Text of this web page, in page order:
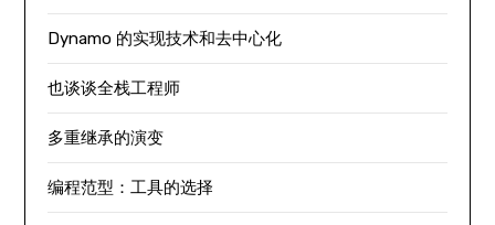
Dynamo 的实现技术和去中心化
也谈谈全栈工程师
多重继承的演变
编程范型：工具的选择